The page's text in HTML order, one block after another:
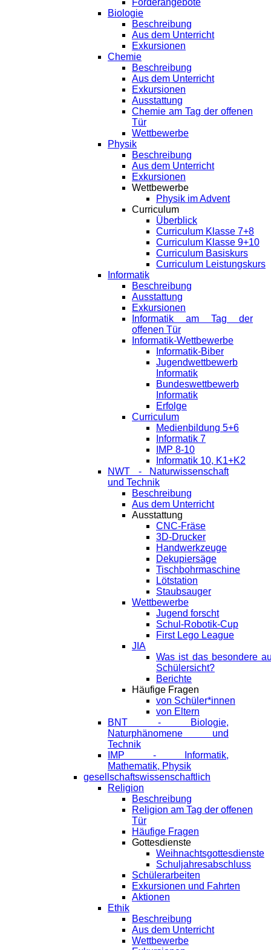
Förderangebote
Biologie
Beschreibung
Aus dem Unterricht
Exkursionen
Chemie
Beschreibung
Aus dem Unterricht
Exkursionen
Ausstattung
Chemie am Tag der offenen
Tür
Wettbewerbe
Physik
Beschreibung
Aus dem Unterricht
Exkursionen
Wettbewerbe
Physik im Advent
Curriculum
Überblick
Curriculum Klasse 7+8
Curriculum Klasse 9+10
Curriculum Basiskurs
Curriculum Leistungskurs
Informatik
Beschreibung
Ausstattung
Exkursionen
Informatik am Tag der
offenen Tür
Informatik-Wettbewerbe
Informatik-Biber
Jugendwettbewerb
Informatik
Bundeswettbewerb
Informatik
Erfolge
Curriculum
Medienbildung 5+6
Informatik 7
IMP 8-10
Informatik 10, K1+K2
NWT - Naturwissenschaft
und Technik
Beschreibung
Aus dem Unterricht
Ausstattung
CNC-Fräse
3D-Drucker
Handwerkzeuge
Dekupiersäge
Tischbohrmaschine
Lötstation
Staubsauger
Wettbewerbe
Jugend forscht
Schul-Robotik-Cup
First Lego League
JIA
Was ist das besondere
Schülersicht?
Berichte
Häufige Fragen
von Schüler*innen
von Eltern
BNT - Biologie,
Naturphänomene und
Technik
IMP - Informatik,
Mathematik, Physik
gesellschaftswissenschaftlich
Religion
Beschreibung
Religion am Tag der offenen
Tür
Häufige Fragen
Gottesdienste
Weihnachtsgottesdienste
Schuljahresabschluss
Schülerarbeiten
Exkursionen und Fahrten
Aktionen
Ethik
Beschreibung
Aus dem Unterricht
Wettbewerbe